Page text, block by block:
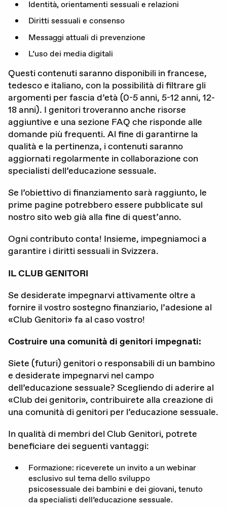
Identità, orientamenti sessuali e relazioni
Diritti sessuali e consenso
Messaggi attuali di prevenzione
L’uso dei media digitali
Questi contenuti saranno disponibili in francese,
tedesco e italiano, con la possibilità di filtrare gli
argomenti per fascia d’età (0-5 anni, 5-12 anni, 12-
18 anni). I genitori troveranno anche risorse
aggiuntive e una sezione FAQ che risponde alle
domande più frequenti. Al fine di garantirne la
qualità e la pertinenza, i contenuti saranno
aggiornati regolarmente in collaborazione con
specialisti dell’educazione sessuale.
Se l’obiettivo di finanziamento sarà raggiunto, le
prime pagine potrebbero essere pubblicate sul
nostro sito web già alla fine di quest’anno.
Ogni contributo conta! Insieme, impegniamoci a
garantire i diritti sessuali in Svizzera.
IL CLUB GENITORI
Se desiderate impegnarvi attivamente oltre a
fornire il vostro sostegno finanziario, l’adesione al
«Club Genitori» fa al caso vostro!
Costruire una comunità di genitori impegnati:
Siete (futuri) genitori o responsabili di un bambino
e desiderate impegnarvi nel campo
dell’educazione sessuale? Scegliendo di aderire al
«Club dei genitori», contribuirete alla creazione di
una comunità di genitori per l’educazione sessuale.
In qualità di membri del Club Genitori, potrete
beneficiare dei seguenti vantaggi:
Formazione: riceverete un invito a un webinar
esclusivo sul tema dello sviluppo
psicosessuale dei bambini e dei giovani, tenuto
da specialisti dell’educazione sessuale.